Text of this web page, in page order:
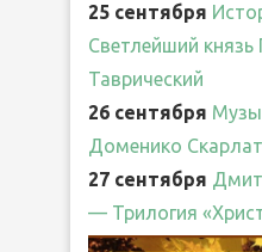
25 сентября
Светлейший князь
Таврический
26 сентября
Доменико
27 сентября
— Трилогия